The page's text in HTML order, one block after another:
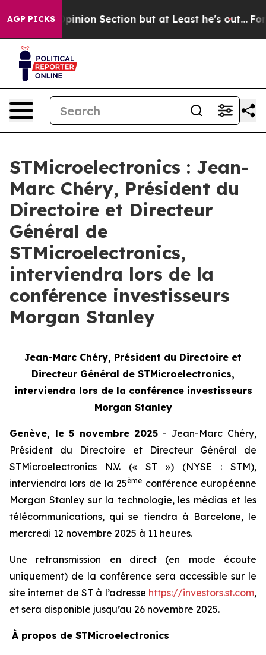
AGP PICKS
Post Opinion Section but at Least he's out... For a
STMicroelectronics : Jean-
Marc Chéry, Président du
Directoire et Directeur
Général de
STMicroelectronics,
interviendra lors de la
conférence investisseurs
Morgan Stanley
Jean-Marc Chéry, Président du Directoire et
Directeur Général de STMicroelectronics,
interviendra lors de la conférence investisseurs
Morgan Stanley
Genève, le 5 novembre 2025 - Jean-Marc Chéry,
Président du Directoire et Directeur Général de
STMicroelectronics N.V. (« ST ») (NYSE : STM),
interviendra lors de la 25ème conférence européenne
Morgan Stanley sur la technologie, les médias et les
télécommunications, qui se tiendra à Barcelone, le
mercredi 12 novembre 2025 à 11 heures.
Une retransmission en direct (en mode écoute
uniquement) de la conférence sera accessible sur le
site internet de ST à l’adresse https://investors.st.com,
et sera disponible jusqu’au 26 novembre 2025.
À propos de STMicroelectronics